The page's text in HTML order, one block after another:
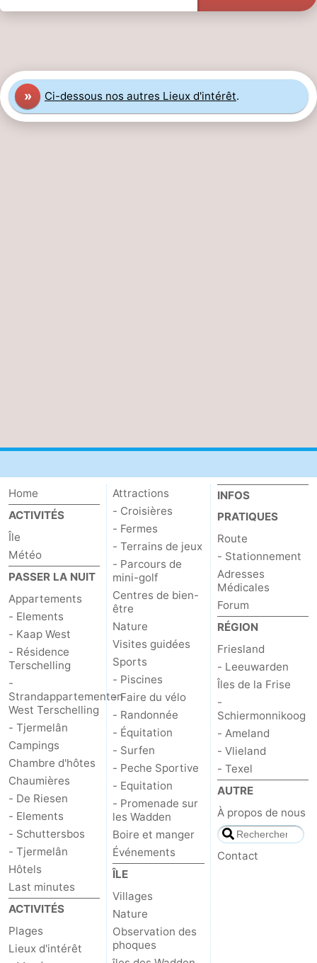
» Ci-dessous nos autres Lieux d'intérêt.
Home
ACTIVITÉS
Île
Météo
PASSER LA NUIT
Appartements
- Elements
- Kaap West
- Résidence
Terschelling
-
Strandappartementen
West Terschelling
- Tjermelân
Campings
Chambre d'hôtes
Chaumières
- De Riesen
- Elements
- Schuttersbos
- Tjermelân
Hôtels
Last minutes
ACTIVITÉS
Plages
Lieux d'intérêt
Attractions
- Croisières
- Fermes
- Terrains de jeux
- Parcours de
mini-golf
Centres de bien-
être
Nature
Visites guidées
Sports
- Piscines
- Faire du vélo
- Randonnée
- Équitation
- Surfen
- Peche Sportive
- Equitation
- Promenade sur
les Wadden
Boire et manger
Événements
ÎLE
Villages
Nature
Observation des
phoques
INFOS
PRATIQUES
Route
- Stationnement
Adresses
Médicales
Forum
RÉGION
Friesland
- Leeuwarden
Îles de la Frise
-
Schiermonnikoog
- Ameland
- Vlieland
- Texel
AUTRE
À propos de nous
Contact